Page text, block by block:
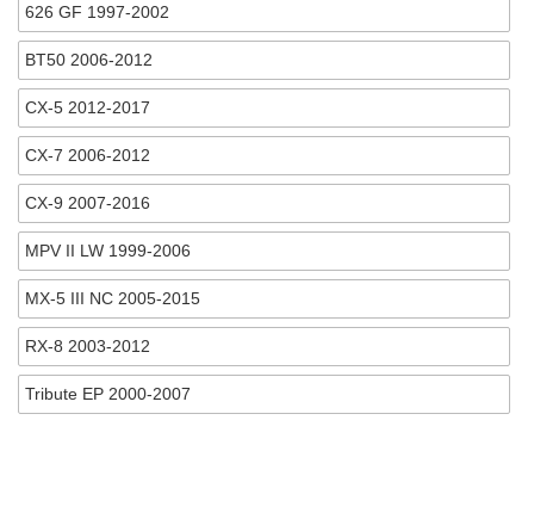
626 GF 1997-2002
BT50 2006-2012
CX-5 2012-2017
CX-7 2006-2012
CX-9 2007-2016
MPV II LW 1999-2006
MX-5 III NC 2005-2015
RX-8 2003-2012
Tribute EP 2000-2007